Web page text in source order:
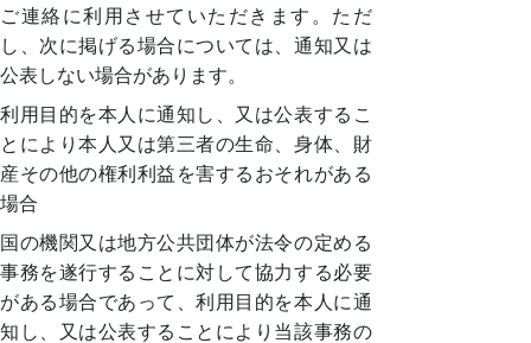
ご連絡に利用させていただきます。ただ
し、次に掲げる場合については、通知又は
公表しない場合があります。
利用目的を本人に通知し、又は公表するこ
とにより本人又は第三者の生命、身体、財
産その他の権利利益を害するおそれがある
場合
国の機関又は地方公共団体が法令の定める
事務を遂行することに対して協力する必要
がある場合であって、利用目的を本人に通
知し、又は公表することにより当該事務の